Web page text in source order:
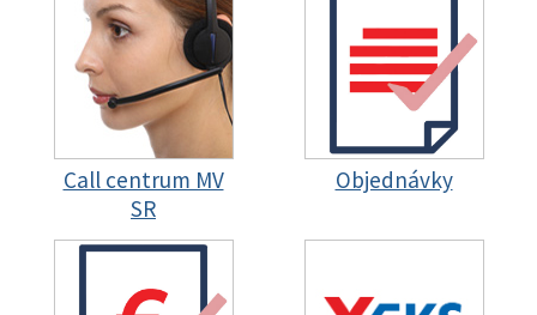
Call centrum MV
SR
Objednávky